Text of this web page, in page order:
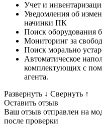
Учет и
Уведомления об
начинки ПК
Поиск оборудования
Мониторинг за
Поиск морально
Автоматическое
комплектующих с
агента.
Развернуть ↓ Свернуть ↑
Оставить отзыв
Ваш отзыв отправлен на
после проверки